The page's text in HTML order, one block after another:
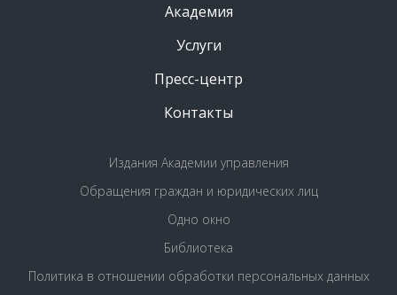
Академия
Услуги
Пресс-центр
Контакты
Издания Академии управления
Обращения граждан и юридических лиц
Одно окно
Библиотека
Политика в отношении обработки персональных данных